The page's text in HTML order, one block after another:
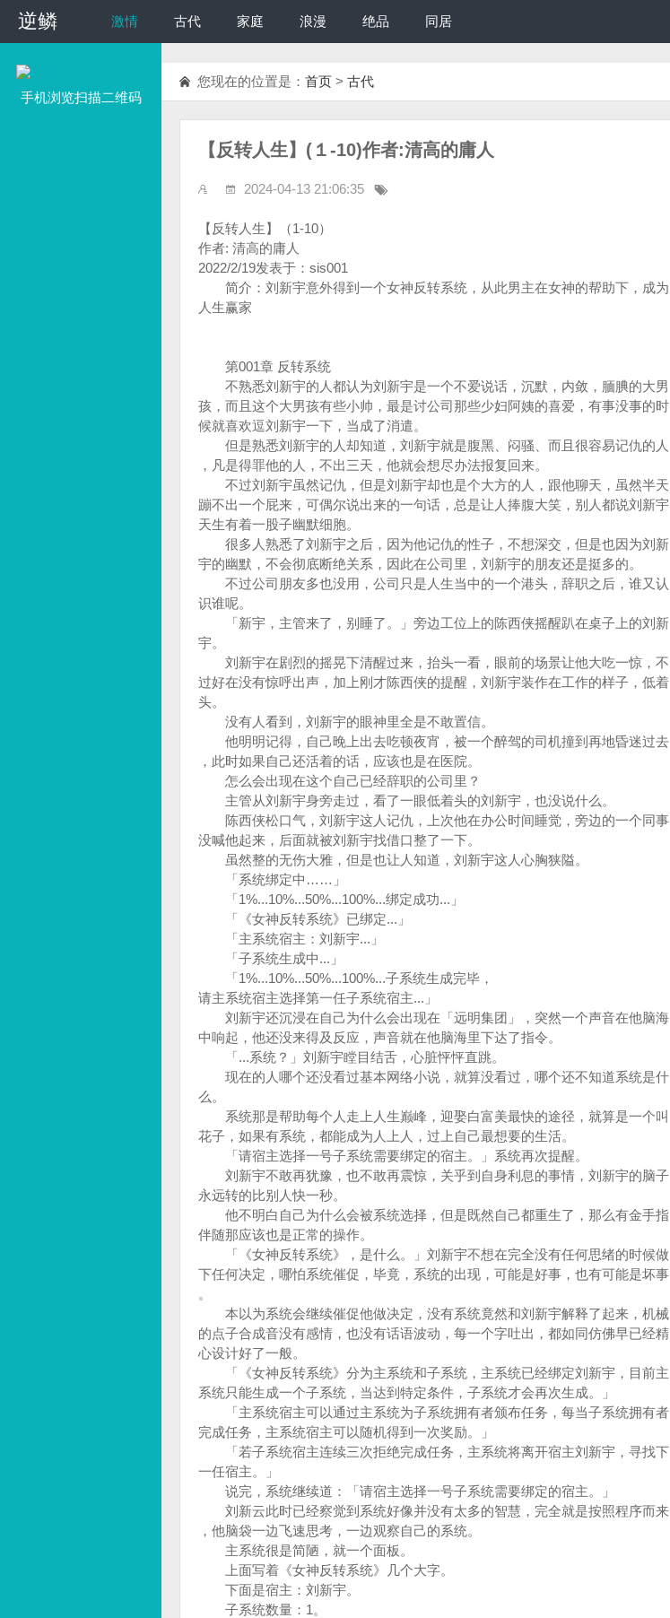
逆鳞
逆鳞 激情 古代 家庭 浪漫 绝品 同居
手机浏览扫描二维码
您现在的位置是： 首页 > 古代
【反转人生】(１-10)作者:清高的庸人
2024-04-13 21:06:35
【反转人生】（1-10）
作者: 清高的庸人
2022/2/19发表于：sis001
简介：刘新宇意外得到一个女神反转系统，从此男主在女神的帮助下，成为
人生赢家
第001章 反转系统
不熟悉刘新宇的人都认为刘新宇是一个不爱说话，沉默，内敛，腼腆的大男
孩，而且这个大男孩有些小帅，最是讨公司那些少妇阿姨的喜爱，有事没事的时
候就喜欢逗刘新宇一下，当成了消遣。
但是熟悉刘新宇的人却知道，刘新宇就是腹黑、闷骚、而且很容易记仇的人
，凡是得罪他的人，不出三天，他就会想尽办法报复回来。
不过刘新宇虽然记仇，但是刘新宇却也是个大方的人，跟他聊天，虽然半天
蹦不出一个屁来，可偶尔说出来的一句话，总是让人捧腹大笑，别人都说刘新宇
天生有着一股子幽默细胞。
很多人熟悉了刘新宇之后，因为他记仇的性子，不想深交，但是也因为刘新
宇的幽默，不会彻底断绝关系，因此在公司里，刘新宇的朋友还是挺多的。
不过公司朋友多也没用，公司只是人生当中的一个港头，辞职之后，谁又认
识谁呢。
「新宇，主管来了，别睡了。」旁边工位上的陈西侠摇醒趴在桌子上的刘新
宇。
刘新宇在剧烈的摇晃下清醒过来，抬头一看，眼前的场景让他大吃一惊，不
过好在没有惊呼出声，加上刚才陈西侠的提醒，刘新宇装作在工作的样子，低着
头。
没有人看到，刘新宇的眼神里全是不敢置信。
他明明记得，自己晚上出去吃顿夜宵，被一个醉驾的司机撞到再地昏迷过去
，此时如果自己还活着的话，应该也是在医院。
怎么会出现在这个自己已经辞职的公司里？
主管从刘新宇身旁走过，看了一眼低着头的刘新宇，也没说什么。
陈西侠松口气，刘新宇这人记仇，上次他在办公时间睡觉，旁边的一个同事
没喊他起来，后面就被刘新宇找借口整了一下。
虽然整的无伤大雅，但是也让人知道，刘新宇这人心胸狭隘。
「系统绑定中……」
「1%...10%...50%...100%...绑定成功...」
「《女神反转系统》已绑定...」
「主系统宿主：刘新宇...」
「子系统生成中...」
「1%...10%...50%...100%...子系统生成完毕，
请主系统宿主选择第一任子系统宿主...」
刘新宇还沉浸在自己为什么会出现在「远明集团」，突然一个声音在他脑海
中响起，他还没来得及反应，声音就在他脑海里下达了指令。
「...系统？」刘新宇瞠目结舌，心脏怦怦直跳。
现在的人哪个还没看过基本网络小说，就算没看过，哪个还不知道系统是什
么。
系统那是帮助每个人走上人生巅峰，迎娶白富美最快的途径，就算是一个叫
花子，如果有系统，都能成为人上人，过上自己最想要的生活。
「请宿主选择一号子系统需要绑定的宿主。」系统再次提醒。
刘新宇不敢再犹豫，也不敢再震惊，关乎到自身利息的事情，刘新宇的脑子
永远转的比别人快一秒。
他不明白自己为什么会被系统选择，但是既然自己都重生了，那么有金手指
伴随那应该也是正常的操作。
「《女神反转系统》，是什么。」刘新宇不想在完全没有任何思绪的时候做
下任何决定，哪怕系统催促，毕竟，系统的出现，可能是好事，也有可能是坏事
。
本以为系统会继续催促他做决定，没有系统竟然和刘新宇解释了起来，机械
的点子合成音没有感情，也没有话语波动，每一个字吐出，都如同仿佛早已经精
心设计好了一般。
「《女神反转系统》分为主系统和子系统，主系统已经绑定刘新宇，目前主
系统只能生成一个子系统，当达到特定条件，子系统才会再次生成。」
「主系统宿主可以通过主系统为子系统拥有者颁布任务，每当子系统拥有者
完成任务，主系统宿主可以随机得到一次奖励。」
「若子系统宿主连续三次拒绝完成任务，主系统将离开宿主刘新宇，寻找下
一任宿主。」
说完，系统继续道：「请宿主选择一号子系统需要绑定的宿主。」
刘新云此时已经察觉到系统好像并没有太多的智慧，完全就是按照程序而来
，他脑袋一边飞速思考，一边观察自己的系统。
主系统很是简陋，就一个面板。
上面写着《女神反转系统》几个大字。
下面是宿主：刘新宇。
子系统数量：1。